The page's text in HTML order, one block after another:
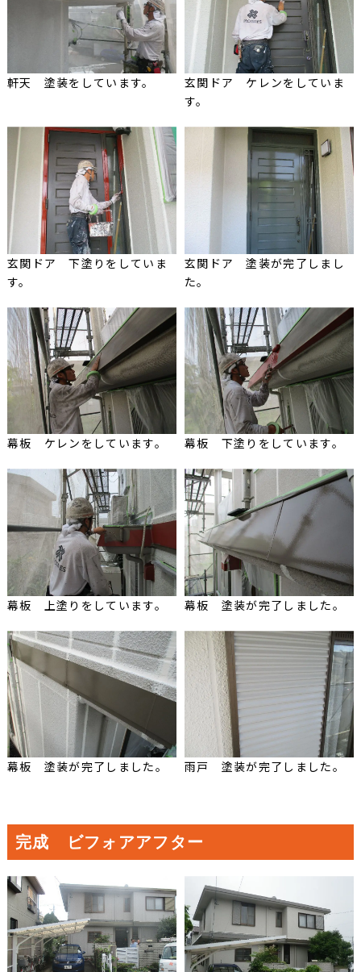
軒天 塗装をしています。
玄関ドア ケレンをしていま
す。
玄関ドア 下塗りをしていま
す。
玄関ドア 塗装が完了しまし
た。
幕板 ケレンをしています。 幕板 下塗りをしています。
幕板 上塗りをしています。 幕板 塗装が完了しました。
幕板 塗装が完了しました。 雨戸 塗装が完了しました。
完成 ビフォアアフター